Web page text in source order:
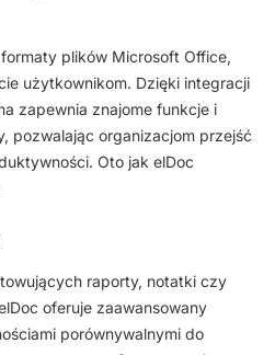
plików Microsoft Office,
użytkownikom. Dzięki integracji
zapewnia znajome funkcje i
pozwalając organizacjom przejść
Oto jak elDoc
raporty, notatki czy
oferuje zaawansowany
porównywalnymi do